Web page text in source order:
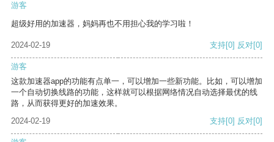
游客
超级好用的加速器，妈妈再也不用担心我的学习啦！
2024-02-19 支持[0] 反对[0]
游客
这款加速器app的功能有点单一，可以增加一些新功能。比如，可以增加
一个自动切换线路的功能，这样就可以根据网络情况自动选择最优的线
路，从而获得更好的加速效果。
2024-02-19
支持[0] 反对[0]